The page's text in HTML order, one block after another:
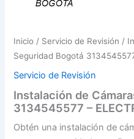
Inicio / Servicio de Revisión /
Seguridad Bogotá
Servicio de Revisión
Instalación de
3134545577 –
Obtén una instalación de